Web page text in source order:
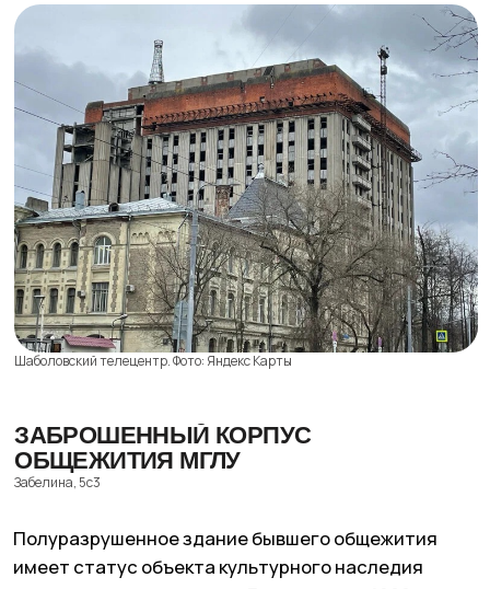
Заброшенный корпус общежития МГЛУ. Фото: Яндекс Карты
Оранжерея построена в начале XIX в. для семьи
Голицыных. Здесь выращивали экзотические
Голицынские сельскохозяйственные курсы —
первое высшее аграрное учебное заведение
для женщин. В советские годы здесь
ПОМЕРАНЦЕВАЯ ОРАНЖЕРЕЯ